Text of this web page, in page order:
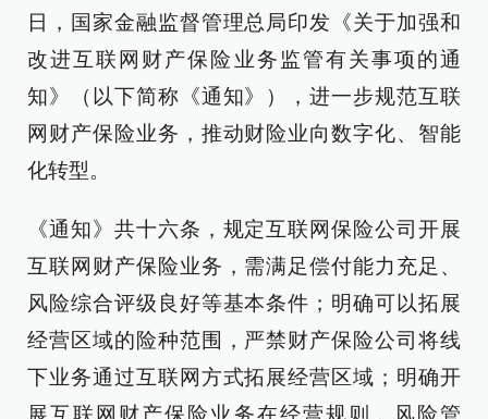
日，国家金融监督管理总局印发《关于加强和
改进互联网财产保险业务监管有关事项的通
知》（以下简称《通知》），进一步规范互联
网财产保险业务，推动财险业向数字化、智能
化转型。
《通知》共十六条，规定互联网保险公司开展
互联网财产保险业务，需满足偿付能力充足、
风险综合评级良好等基本条件；明确可以拓展
经营区域的险种范围，严禁财产保险公司将线
下业务通过互联网方式拓展经营区域；明确开
展互联网财产保险业务在经营规则、风险管